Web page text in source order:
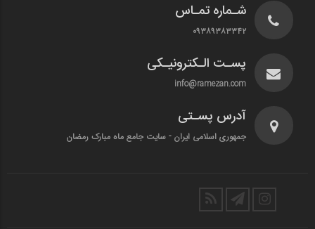
شـماره تمـاس
۰۹۳۸۹۳۸۳۳۴۲
پسـت الـکترونیـکی
info@ramezan.com
آدرس پسـتی
جمهوری اسلامی ایران - سایت جامع ماه مبارک رمضان